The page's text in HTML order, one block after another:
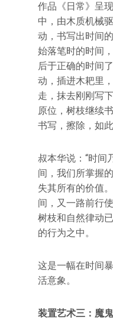
作品《日常》呈
中，由木质机械
动，书写出时间
始落笔时的时间
后于正确的时间
动，插进木耙里
走，抹去刚刚写
原位，树枝继续
书写，擦除，如
叔本华说：“时间
间，我们所掌握
失其所有的价值
间，又一路前行
树枝和自然律动
的行为之中。
这是一幅在时间
活意象。
装置艺术三：魔